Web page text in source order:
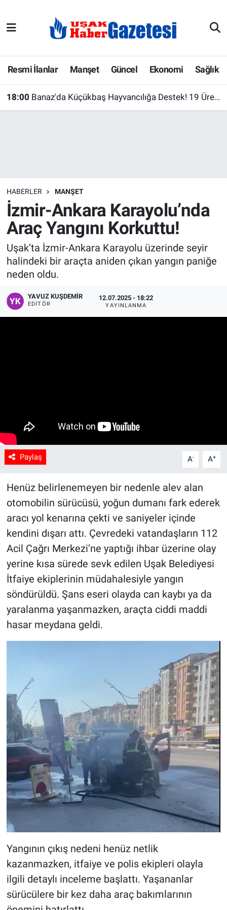
Resmi İlanlar Manşet Güncel Ekonomi Sağlık
18:00 Banaz'da Küçükbaş Hayvancılığa Destek! 19 Üreticiye Yüzde 75 Hibeli Barınak Çadırı
HABERLER MANŞET
İzmir-Ankara Karayolu’nda
Araç Yangını Korkuttu!
Uşak’ta İzmir-Ankara Karayolu üzerinde seyir
halindeki bir araçta aniden çıkan yangın paniğe
neden oldu.
YAVUZ KUŞDEMIR
EDITÖR
12.07.2025 - 18:22
YAYINLANMA
Paylaş A- A+
Henüz belirlenemeyen bir nedenle alev alan
otomobilin sürücüsü, yoğun dumanı fark ederek
aracı yol kenarına çekti ve saniyeler içinde
kendini dışarı attı. Çevredeki vatandaşların 112
Acil Çağrı Merkezi’ne yaptığı ihbar üzerine olay
yerine kısa sürede sevk edilen Uşak Belediyesi
İtfaiye ekiplerinin müdahalesiyle yangın
söndürüldü. Şans eseri olayda can kaybı ya da
yaralanma yaşanmazken, araçta ciddi maddi
hasar meydana geldi.
Yangının çıkış nedeni henüz netlik
kazanmazken, itfaiye ve polis ekipleri olayla
ilgili detaylı inceleme başlattı. Yaşananlar
sürücülere bir kez daha araç bakımlarının
E-Gazete
Ekonomi
Köşe Yazarları
Kültür Sanat
Manşet
Resmi İlanlar
Sağlık
Uşak Hava Durumu
Uşak Trafik Yoğunluk Haritası